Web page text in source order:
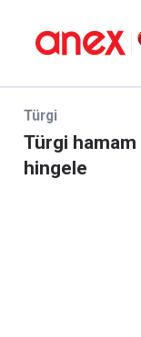
Türgi
Türgi
hingele